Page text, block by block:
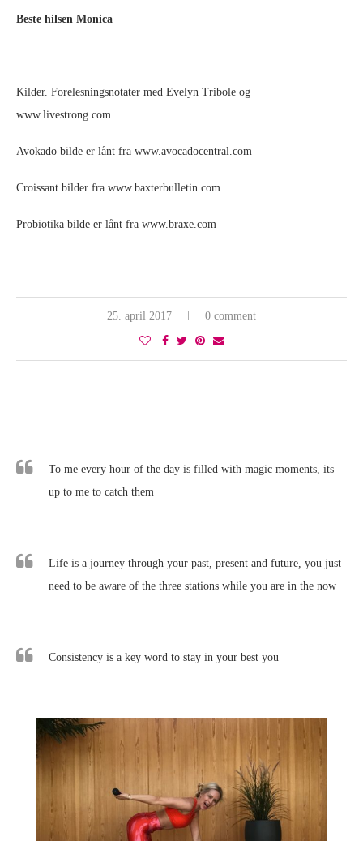
Beste hilsen Monica
Kilder. Forelesningsnotater med Evelyn Tribole og
www.livestrong.com
Avokado bilde er lånt fra www.avocadocentral.com
Croissant bilder fra www.baxterbulletin.com
Probiotika bilde er lånt fra www.braxe.com
25. april 2017 0 comment
To me every hour of the day is filled with magic moments, its
up to me to catch them
Life is a journey through your past, present and future, you just
need to be aware of the three stations while you are in the now
Consistency is a key word to stay in your best you